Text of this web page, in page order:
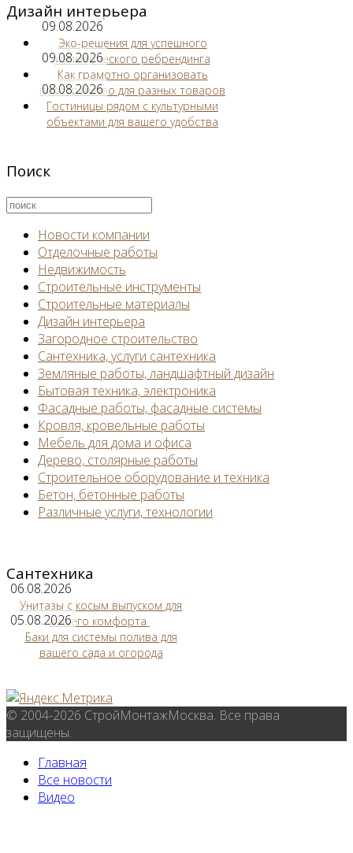
Дизайн интерьера
09.08.2026
Эко-решения для успешного
коммерческого ребрендинга
09.08.2026
Как грамотно организовать
пространство для разных товаров
08.08.2026
Гостиницы рядом с культурными
объектами для вашего удобства
Поиск
Новости компании
Отделочные работы
Недвижимость
Строительные инструменты
Строительные материалы
Дизайн интерьера
Загородное строительство
Сантехника, услуги сантехника
Земляные работы, ландшафтный дизайн
Бытовая техника, электроника
Фасадные работы, фасадные системы
Кровля, кровельные работы
Мебель для дома и офиса
Дерево, столярные работы
Строительное оборудование и техника
Бетон, бетонные работы
Различные услуги, технологии
Сантехника
06.08.2026
Унитазы с косым выпуском для
вашего комфорта
05.08.2026
Баки для системы полива для
вашего сада и огорода
© 2004-2026 СтройМонтажМосква. Все права
защищены.
Главная
Все новости
Видео